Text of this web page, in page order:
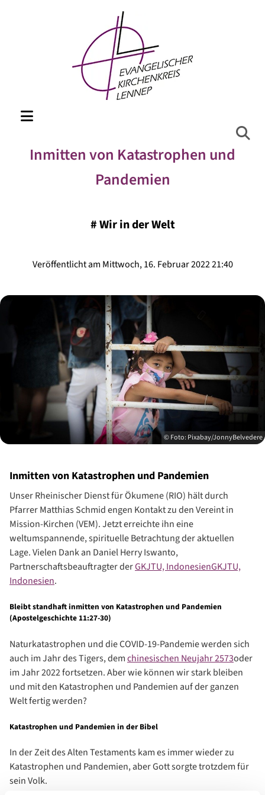
Inmitten von Katastrophen und
Pandemien
#Wir in der Welt
Veröffentlicht am Mittwoch, 16. Februar 2022 21:40
© Foto: Pixabay/JonnyBelvedere
Inmitten von Katastrophen und Pandemien
Unser Rheinischer Dienst für Ökumene (RIO) hält durch
Pfarrer Matthias Schmid engen Kontakt zu den Vereint in
Mission-Kirchen (VEM). Jetzt erreichte ihn eine
weltumspannende, spirituelle Betrachtung der aktuellen
Lage. Vielen Dank an Daniel Herry Iswanto,
Partnerschaftsbeauftragter derGKJTU, IndonesienGKJTU,
Indonesien.
Bleibt standhaft inmitten von Katastrophen und Pandemien
(Apostelgeschichte 11:27-30)
Naturkatastrophen und die COVID-19-Pandemie werden sich
auch im Jahr des Tigers, demchinesischen Neujahr 2573oder
im Jahr 2022 fortsetzen. Aber wie können wir stark bleiben
und mit den Katastrophen und Pandemien auf der ganzen
Welt fertig werden?
Katastrophen und Pandemien in der Bibel
In der Zeit des Alten Testaments kam es immer wieder zu
Katastrophen und Pandemien, aber Gott sorgte trotzdem für
sein Volk.